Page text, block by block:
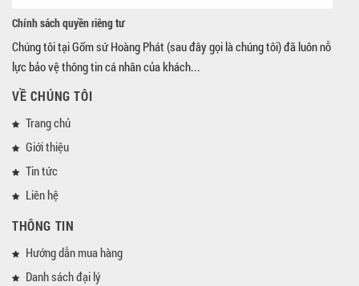
Chính sách quyền riêng tư
Chúng tôi tại Gốm sứ Hoàng Phát (sau đây gọi là chúng tôi) đã luôn nỗ
lực bảo vệ thông tin cá nhân của khách...
VỀ CHÚNG TÔI
Trang chủ
Giới thiệu
Tin tức
Liên hệ
THÔNG TIN
Hướng dẫn mua hàng
Danh sách đại lý